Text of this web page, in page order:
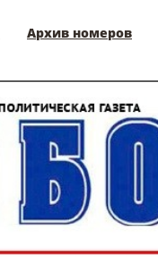
Архив номеров